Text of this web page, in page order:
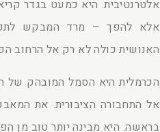
אלטרנטיבית. היא כמעט בגדר
אלא להפך – מרד המבקש
האנושית כולה לא רק אל הרחוב
הכרמלית היא הסמל המובהק
אל התחבורה הציבורית. את
בראשה. היא מבינה יותר טוב מן